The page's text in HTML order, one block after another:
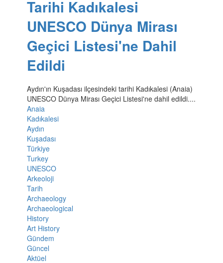
Tarihi Kadıkalesi
UNESCO Dünya Mirası
Geçici Listesi'ne Dahil
Edildi
Aydın'ın Kuşadası ilçesindeki tarihi Kadıkalesi (Anaia)
UNESCO Dünya Mirası Geçici Listesi'ne dahil edildi....
Anaia
Kadıkalesi
Aydın
Kuşadası
Türkiye
Turkey
UNESCO
Arkeoloji
Tarih
Archaeology
Archaeological
History
Art History
Gündem
Güncel
Aktüel